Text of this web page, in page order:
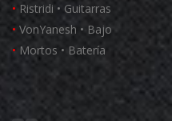
• Ristridi • Guitarras
• VonYanesh • Bajo
• Mortos • Batería